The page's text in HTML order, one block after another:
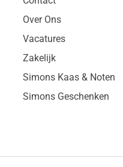
Over Ons
Vacatures
Zakelijk
Simons Kaas & Noten
Simons Geschenken